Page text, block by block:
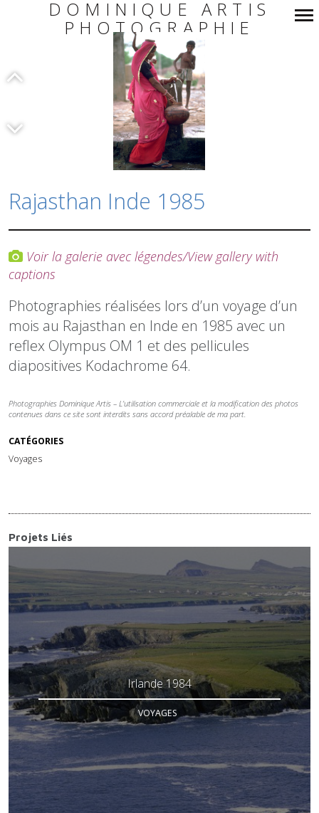
Navigation
principale
DOMINIQUE ARTIS
PHOTOGRAPHIE
Rajasthan Inde 1985
Voir la galerie avec légendes/View gallery with
captions
Photographies réalisées lors d’un voyage d’un
mois au Rajasthan en Inde en 1985 avec un
reflex Olympus OM 1 et des pellicules
diapositives Kodachrome 64.
Photographies Dominique Artis – L’utilisation commerciale et la modification des photos
contenues dans ce site sont interdits sans accord préalable de ma part.
CATÉGORIES
Voyages
Projets Liés
Irlande 1984
VOYAGES